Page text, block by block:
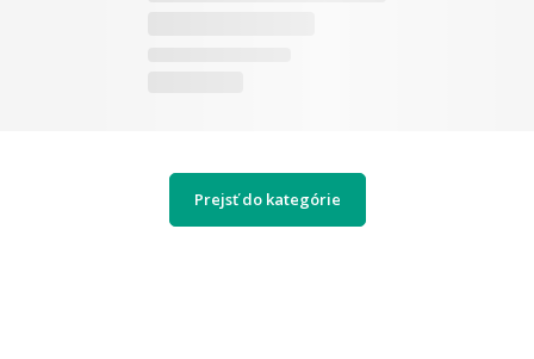
Prejsť do kategórie